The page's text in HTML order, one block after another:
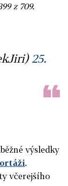
z 709.
25.
výsledky
.
včerejšího